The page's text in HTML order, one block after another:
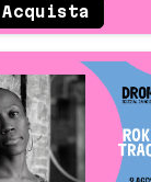
Acquista